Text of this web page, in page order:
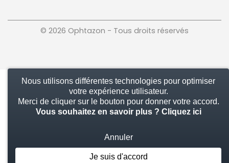
© 2026 Ophtazon - Tous droits réservés
Nous utilisons différentes technologies pour optimiser
votre expérience utilisateur.
Merci de cliquer sur le bouton pour donner votre accord.
Vous souhaitez en savoir plus ? Cliquez ici
Annuler
Je suis d'accord